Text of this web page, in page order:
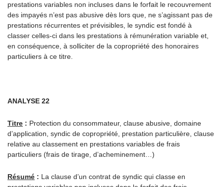
prestations variables non incluses dans le forfait le recouvrement
des impayés n’est pas abusive dès lors que, ne s’agissant pas de
prestations récurrentes et prévisibles, le syndic est fondé à
classer celles-ci dans les prestations à rémunération variable et,
en conséquence, à solliciter de la copropriété des honoraires
particuliers à ce titre.
ANALYSE 22
Titre : Protection du consommateur, clause abusive, domaine
d’application, syndic de copropriété, prestation particulière, clause
relative au classement en prestations variables de frais
particuliers (frais de tirage, d’acheminement…)
Résumé : La clause d’un contrat de syndic qui classe en